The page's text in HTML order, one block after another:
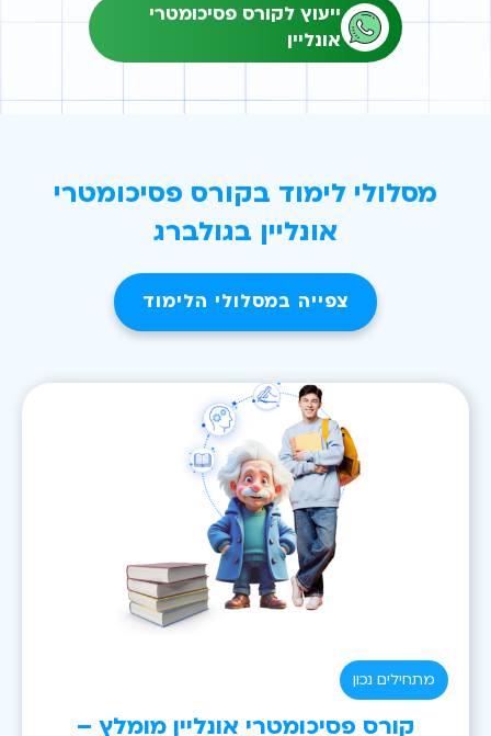
ייעוץ לקורס פסיכומטרי
אונליין
מסלולי לימוד בקורס פסיכומטרי
אונליין בגולברג
צפייה במסלולי הלימוד
מתחילים נכון
קורס פסיכומטרי אונליין מומלץ –